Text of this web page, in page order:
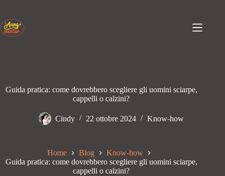
contenuto
Guida pratica: come dovrebbero scegliere gli uomini sciarpe,
cappelli o calzini?
Cindy 22 ottobre 2024 Know-how
Home Blog
Know-how
Guida pratica: come dovrebbero scegliere gli uomini sciarpe,
cappelli o calzini?